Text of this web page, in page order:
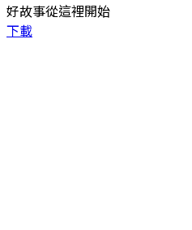
好故事從這裡開始
下載